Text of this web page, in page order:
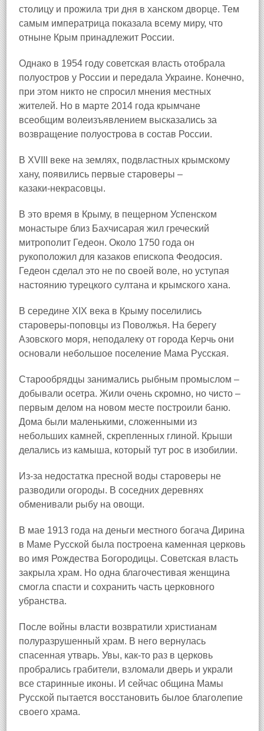
столицу и прожила три дня в ханском дворце. Тем
самым императрица показала всему миру, что
отныне Крым принадлежит России.
Однако в 1954 году советская власть отобрала
полуостров у России и передала Украине. Конечно,
при этом никто не спросил мнения местных
жителей. Но в марте 2014 года крымчане
всеобщим волеизъявлением высказались за
возвращение полуострова в состав России.
В XVIII веке на землях, подвластных крымскому
хану, появились первые староверы –
казаки‑некрасовцы.
В это время в Крыму, в пещерном Успенском
монастыре близ Бахчисарая жил греческий
митрополит Гедеон. Около 1750 года он
рукоположил для казаков епископа Феодосия.
Гедеон сделал это не по своей воле, но уступая
настоянию турецкого султана и крымского хана.
В середине XIX века в Крыму поселились
староверы‑поповцы из Поволжья. На берегу
Азовского моря, неподалеку от города Керчь они
основали небольшое поселение Мама Русская.
Старообрядцы занимались рыбным промыслом –
добывали осетра. Жили очень скромно, но чисто –
первым делом на новом месте построили баню.
Дома были маленькими, сложенными из
небольших камней, скрепленных глиной. Крыши
делались из камыша, который тут рос в изобилии.
Из‑за недостатка пресной воды староверы не
разводили огороды. В соседних деревнях
обменивали рыбу на овощи.
В мае 1913 года на деньги местного богача Дирина
в Маме Русской была построена каменная церковь
во имя Рождества Богородицы. Советская власть
закрыла храм. Но одна благочестивая женщина
смогла спасти и сохранить часть церковного
убранства.
После войны власти возвратили христианам
полуразрушенный храм. В него вернулась
спасенная утварь. Увы, как‑то раз в церковь
пробрались грабители, взломали дверь и украли
все старинные иконы. И сейчас община Мамы
Русской пытается восстановить былое благолепие
своего храма.